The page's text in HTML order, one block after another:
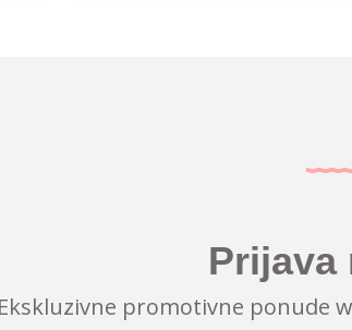
Prijava
Ekskluzivne promotivne ponude